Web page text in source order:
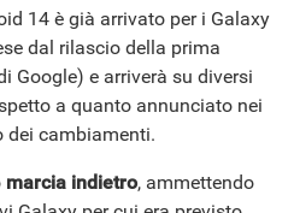
14 è già arrivato per i Galaxy
dal rilascio della prima
Google) e arriverà su diversi
a quanto annunciato nei
dei cambiamenti.
marcia indietro, ammettendo